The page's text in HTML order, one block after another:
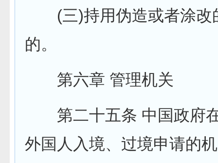
(三)持用伪造或者涂改
的。
第六章 管理机关
第二十五条 中国政府
外国人入境、过境申请的